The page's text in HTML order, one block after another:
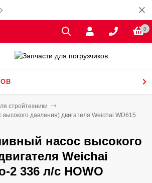
0
стройтехники
давления) двигателя Weichai WD615
насос высокого
Weichai
2 336 л/с HOWO